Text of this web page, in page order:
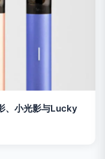
、小光影与Lucky